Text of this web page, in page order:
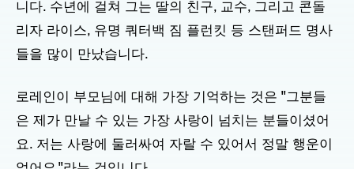
니다. 수년에 걸쳐 그는 딸의 친구, 교수, 그리고 콘돌
리자 라이스, 유명 쿼터백 짐 플런킷 등 스탠퍼드 명사
들을 많이 만났습니다.
로레인이 부모님에 대해 가장 기억하는 것은 "그분들
은 제가 만날 수 있는 가장 사랑이 넘치는 분들이셨어
요. 저는 사랑에 둘러싸여 자랄 수 있어서 정말 행운이